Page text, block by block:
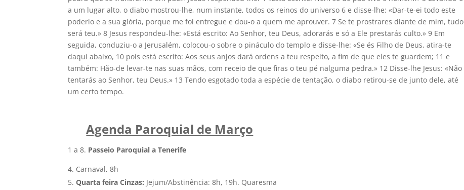
a um lugar alto, o diabo mostrou-lhe, num instante, todos os reinos do universo 6 e disse-lhe: «Dar-te-ei todo este
poderio e a sua glória, porque me foi entregue e dou-o a quem me aprouver. 7 Se te prostrares diante de mim, tudo
será teu.» 8 Jesus respondeu-lhe: «Está escrito: Ao Senhor, teu Deus, adorarás e só a Ele prestarás culto.» 9 Em
seguida, conduziu-o a Jerusalém, colocou-o sobre o pináculo do templo e disse-lhe: «Se és Filho de Deus, atira-te
daqui abaixo, 10 pois está escrito: Aos seus anjos dará ordens a teu respeito, a fim de que eles te guardem; 11 e
também: Hão-de levar-te nas suas mãos, com receio de que firas o teu pé nalguma pedra.» 12 Disse-lhe Jesus: «Não
tentarás ao Senhor, teu Deus.» 13 Tendo esgotado toda a espécie de tentação, o diabo retirou-se de junto dele, até
um certo tempo.
Agenda Paroquial de Março
1 a 8. Passeio Paroquial a Tenerife
Carnaval, 8h
Quarta feira Cinzas: Jejum/Abstinência: 8h, 19h. Quaresma